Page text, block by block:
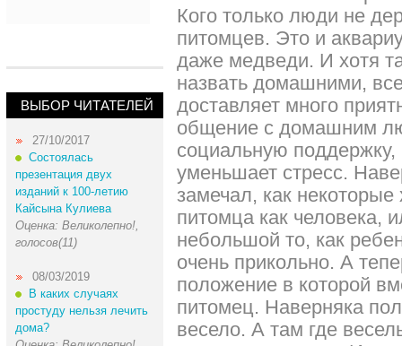
ВЫБОР ЧИТАТЕЛЕЙ
27/10/2017
Состоялась
презентация двух
изданий к 100-летию
Кайсына Кулиева
Оценка: Великолепно!,
голосов(11)
08/03/2019
В каких случаях
простуду нельзя лечить
дома?
Кого только люди не
питомцев. Это и
даже медведи. И хотя
назвать домашними,
доставляет много
общение с домашним
социальную
уменьшает стресс.
замечал, как
питомца как человека,
небольшой то, как
очень прикольно. А
положение в которой
питомец. Наверняка
весело. А там где